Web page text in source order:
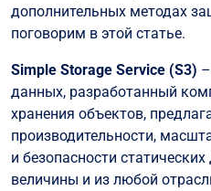
дополнительных методах
поговорим в этой статье.
Simple Storage Service (S3)
данных, разработанный
хранения объектов,
производительности,
и безопасности
величины и из любой